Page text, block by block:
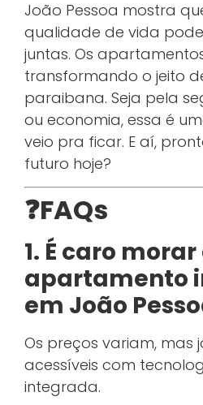
João Pessoa mostra
qualidade de vida
juntas. Os
transformando o jeito
paraibana. Seja pela
ou economia, essa é
veio pra ficar. E aí,
futuro hoje?
❓FAQs
1. É caro
apartamento
em João
Os preços variam, mas
acessíveis com
integrada.